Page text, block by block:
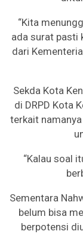
“Kita
ada surat pasti
dari
Sekda Kota
di DRPD Kota
terkait
“Kalau soal
Sementara
belum bisa
berpotensi